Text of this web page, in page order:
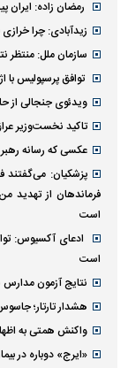
رمضان زاده: ایران
زیدآبادی: چرا
سازمان ملل: منتظر
توافق پرسپولیس با
ویدئوی جنجالی از
تاکید نخست‌وزیر
عکسی که رسانه رهبر
پزشکیان: می‌گفتند
فرماندهان از تهدید
است
ادعای آکسیوس:
است
نتایج آزمون مدارس
هشدار تارتار؛
واکنش همتی به
«ایرج» دوباره در